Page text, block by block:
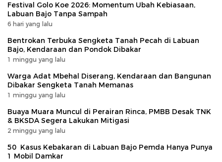
Festival Golo Koe 2026: Momentum Ubah Kebiasaan,
Labuan Bajo Tanpa Sampah
6 hari yang lalu
Bentrokan Terbuka Sengketa Tanah Pecah di Labuan
Bajo, Kendaraan dan Pondok Dibakar
1 minggu yang lalu
Warga Adat Mbehal Diserang, Kendaraan dan Bangunan
Dibakar Sengketa Tanah Memanas
1 minggu yang lalu
Buaya Muara Muncul di Perairan Rinca, PMBB Desak TNK
& BKSDA Segera Lakukan Mitigasi
2 minggu yang lalu
50 Kasus Kebakaran di Labuan Bajo Pemda Hanya Punya
1 Mobil Damkar